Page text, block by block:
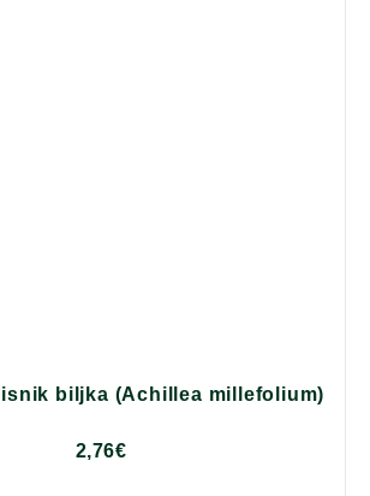
biljka (Achillea millefolium)
2,76€